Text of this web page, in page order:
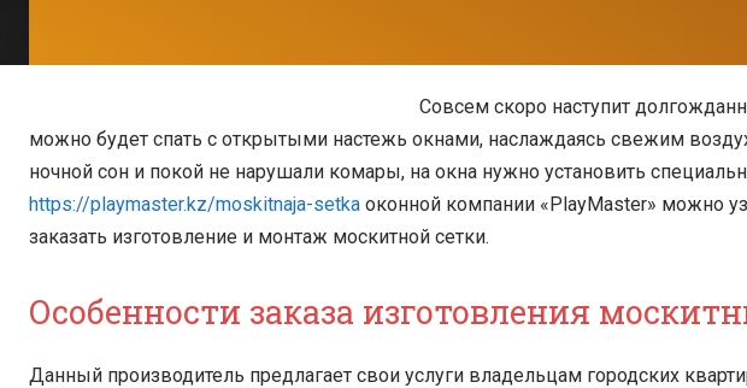
Совсем скоро наступит
можно будет спать с открытыми настежь окнами, наслаждаясь свежим
ночной сон и покой не нарушали комары, на окна нужно установить
https://playmaster.kz/moskitnaja-setka оконной компании «PlayMaster» можно
заказать изготовление и монтаж москитной сетки.
Особенности заказа изготовления
Данный производитель предлагает свои услуги владельцам городских